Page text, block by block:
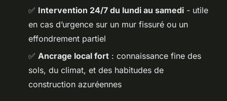
✅ Intervention 24/7 du lundi au samedi - utile
en cas d’urgence sur un mur fissuré ou un
effondrement partiel
✅ Ancrage local fort : connaissance fine des
sols, du climat, et des habitudes de
construction azuréennes